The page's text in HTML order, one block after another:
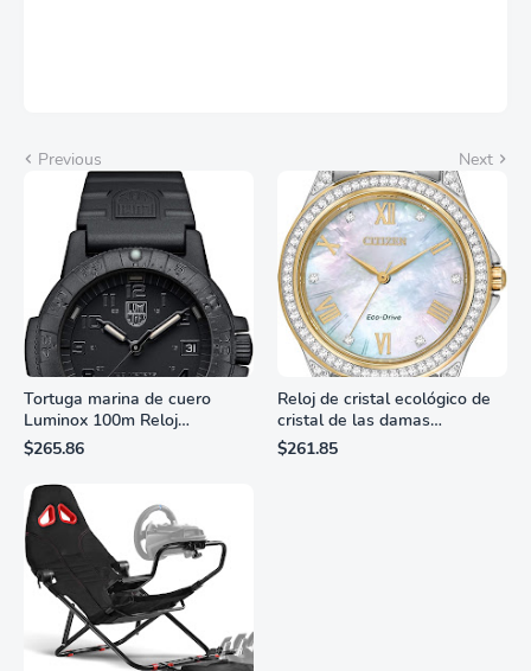
Previous Next
Tortuga marina de cuero
Luminox 100m Reloj
analógico de cuarzo
resistente al agua
$265.86
Reloj de cristal ecológico de
cristal de las damas
ciudadanas, 3 manos,
marcadores de números
$261.85